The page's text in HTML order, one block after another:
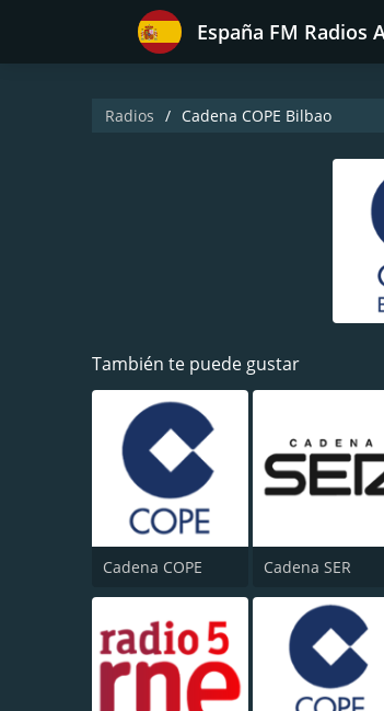
España FM Radios
Radios Cadena COPE Bilbao
También te puede gustar
Cadena COPE Cadena SER